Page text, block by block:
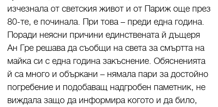
изчезнала от светския живот и от Париж още през
80-те, е починала. При това – преди една година.
Поради неясни причини единствената й дъщеря
Ан Гре решава да съобщи на света за смъртта на
майка си с една година закъснение. Обясненията
й са много и объркани – нямала пари за достойно
погребение и подобаващ надгробен паметник, не
виждала защо да информира когото и да било,